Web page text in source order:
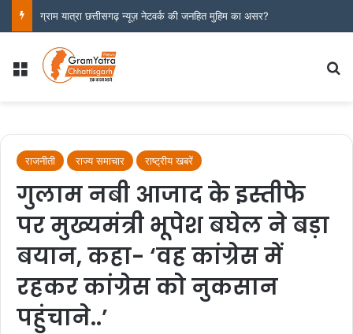
Menu
राजनीती राज्य समाचार राष्ट्रीय खबरें
गुलाम नबी आजाद के इस्तीफे
पर मुख्यमंत्री भूपेश बघेल ने बड़ा
बयान, कहा- ‘वह कांग्रेस में
रहकर कांग्रेस को नुकसान
पहुंचाने..’